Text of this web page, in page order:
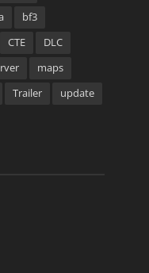
bf3
CTE
DLC
maps
Trailer
update